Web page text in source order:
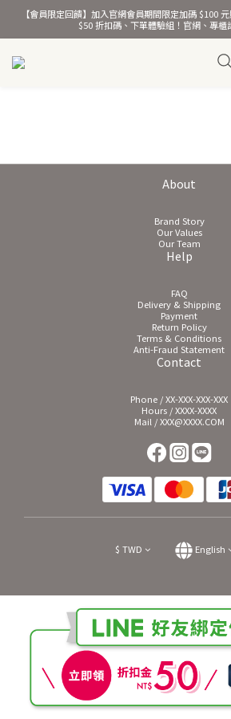
熱銷千萬條彈力髮圈！
【會員限定回饋】加入官網會員期間限定加碼 $100
$50 折扣碼、下單體驗組！官網、專櫃
熱銷千萬條彈力髮圈！
About
Brand Story
Our Values
Our Team
Help
FAQ
Delivery & Shipping
Payment
Return Policy
Terms & Conditions
Anti-Fraud Statement
Contact
Phone / XX-XXX-XXX-XXX
Hours / XXXX-XXXX
Mail / XXX@XXXX.COM
$ TWD English